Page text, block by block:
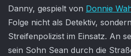
Danny, gespielt von Donnie
Folge nicht als Detektiv,
Streifenpolizist im Einsatz. An
sein Sohn Sean durch die